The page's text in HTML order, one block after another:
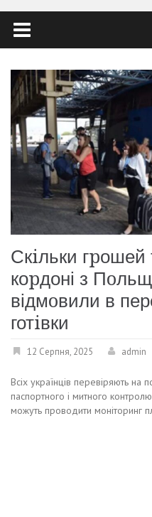
Скiльки гpошей
коpдоні з
відмoвили в
готiвки
12 Серпня, 2025 admin
Всіх українців перевіряють на
паспортного і митного
можуть проводити моніторинг